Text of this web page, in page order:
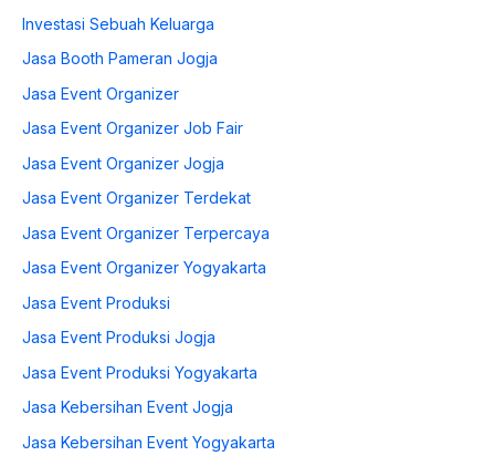
Investasi Sebuah Keluarga
Jasa Booth Pameran Jogja
Jasa Event Organizer
Jasa Event Organizer Job Fair
Jasa Event Organizer Jogja
Jasa Event Organizer Terdekat
Jasa Event Organizer Terpercaya
Jasa Event Organizer Yogyakarta
Jasa Event Produksi
Jasa Event Produksi Jogja
Jasa Event Produksi Yogyakarta
Jasa Kebersihan Event Jogja
Jasa Kebersihan Event Yogyakarta